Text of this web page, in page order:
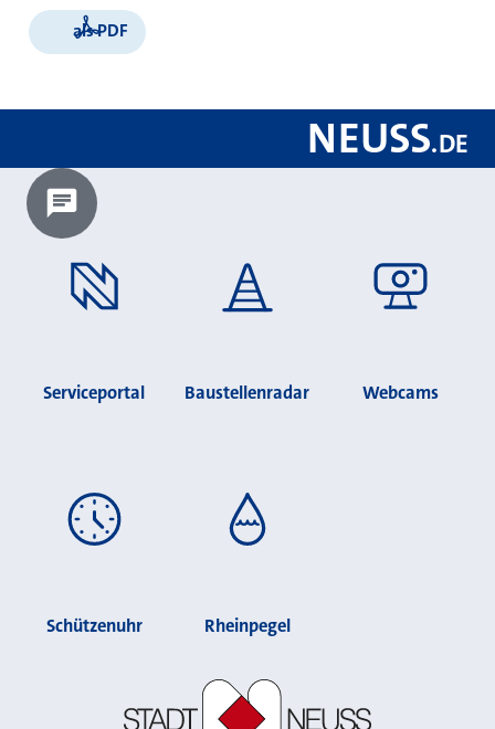
als PDF
NEUSS.DE
Chatbot laden?
Serviceportal Baustellenradar Webcams
Schützenuhr Rheinpegel